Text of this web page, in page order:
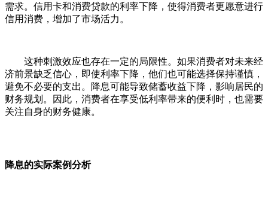
需求。信用卡和消费贷款的利率下降，使得消费者更愿意进行
信用消费，增加了市场活力。
这种刺激效应也存在一定的局限性。如果消费者对未来经
济前景缺乏信心，即使利率下降，他们也可能选择保持谨慎，
避免不必要的支出。降息可能导致储蓄收益下降，影响居民的
财务规划。因此，消费者在享受低利率带来的便利时，也需要
关注自身的财务健康。
降息的实际案例分析